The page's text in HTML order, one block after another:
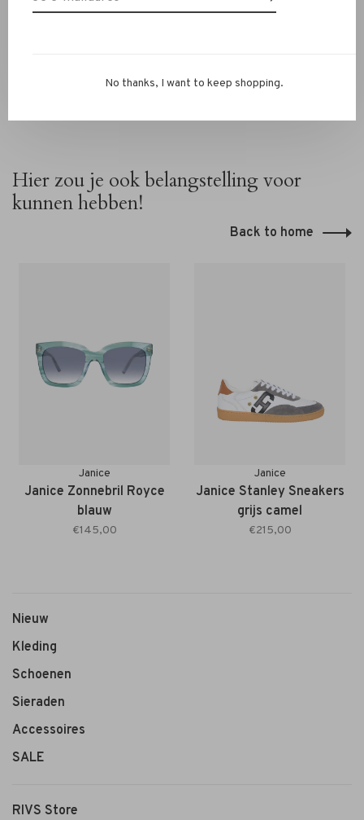
13069593, mail naarinfo@rivs.nlof bel 072-7210960. Of
Hier zou je ook belangstelling voor
kunnen hebben!
Back to home
Janice
Janice Zonnebril Royce
blauw
€145,00
Janice
Janice Stanley Sneakers
grijs camel
€215,00
Nieuw
Kleding
Schoenen
Sieraden
Accessoires
SALE
RIVS Store
No thanks, I want to keep shopping.